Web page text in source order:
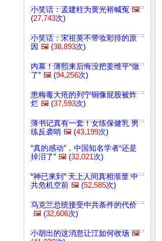
小笑话：孟建柱为黄光裕喊冤 🖼️
(27,743次)
小笑话：宋祖英不带妆彩排的原
因 🖼️ (38,893次)
内幕！薄熙来后悔没把姜维平“做
了” 🖼️ (94,256次)
患梅毒大疮的列宁铜像屁股被炸
烂 🖼️ (37,593次)
薄书记真有一套！女练保健乳 男
练反袭哨 🖼️ (43,199次)
“真的感动”，中国知名学者“还是
掉泪了” 🖼️ (32,021次)
“神已来到” 天上人间真相渐显 中
共危机空前 🖼️ (52,585次)
乌克兰总统接受中共条件的代价
🖼️ (32,606次)
小胡出的这消息让江如何收场 🖼️